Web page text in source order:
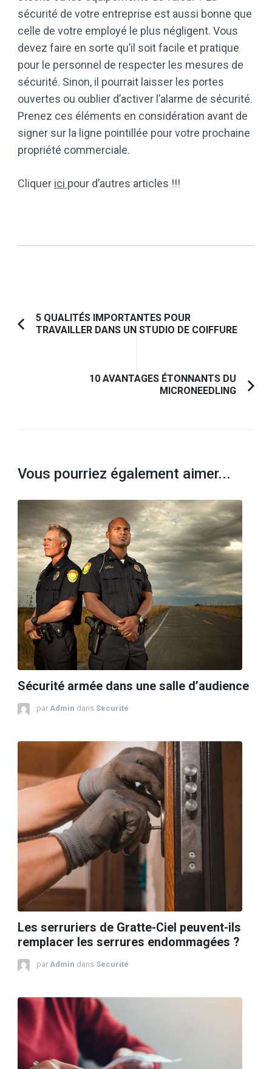
sécurité de votre entreprise est aussi bonne que
celle de votre employé le plus négligent. Vous
devez faire en sorte qu’il soit facile et pratique
pour le personnel de respecter les mesures de
sécurité. Sinon, il pourrait laisser les portes
ouvertes ou oublier d’activer l’alarme de sécurité.
Prenez ces éléments en considération avant de
signer sur la ligne pointillée pour votre prochaine
propriété commerciale.
Cliquer ici pour d’autres articles !!!
Navigation
d'article
Article
5 QUALITÉS IMPORTANTES POUR
TRAVAILLER DANS UN STUDIO DE COIFFURE
10 AVANTAGES ÉTONNANTS DU
MICRONEEDLING
Vous pourriez également aimer...
Sécurité armée dans une salle d’audience
par Admin dans Securité
Les serruriers de Gratte-Ciel peuvent-ils
remplacer les serrures endommagées ?
par Admin dans Securité